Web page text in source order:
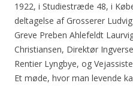
1922, i Studiestræde 48, i
deltagelse af Grosserer
Greve Preben Ahlefeldt
Christiansen, Direktør
Rentier Lyngbye, og
Et møde, hvor man levende